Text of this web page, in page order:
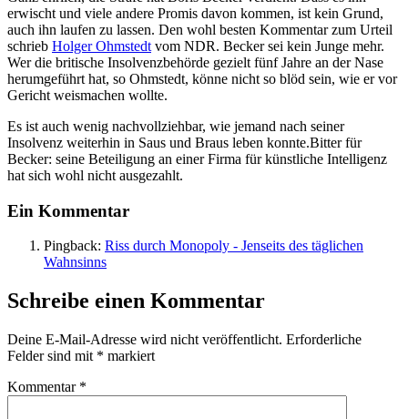
erwischt und viele andere Promis davon kommen, ist kein Grund,
auch ihn laufen zu lassen. Den wohl besten Kommentar zum Urteil
schrieb Holger Ohmstedt vom NDR. Becker sei kein Junge mehr.
Wer die britische Insolvenzbehörde gezielt fünf Jahre an der Nase
herumgeführt hat, so Ohmstedt, könne nicht so blöd sein, wie er vor
Gericht weismachen wollte.
Es ist auch wenig nachvollziehbar, wie jemand nach seiner
Insolvenz weiterhin in Saus und Braus leben konnte.Bitter für
Becker: seine Beteiligung an einer Firma für künstliche Intelligenz
hat sich wohl nicht ausgezahlt.
Ein Kommentar
Pingback: Riss durch Monopoly - Jenseits des täglichen
Wahnsinns
Schreibe einen Kommentar
Deine E-Mail-Adresse wird nicht veröffentlicht. Erforderliche
Felder sind mit * markiert
Kommentar *